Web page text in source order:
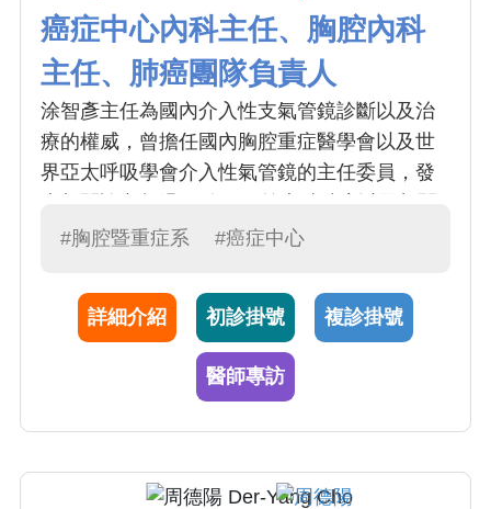
癌症中心內科主任、胸腔內科
主任、肺癌團隊負責人
涂智彥主任為國內介入性支氣管鏡診斷以及治
療的權威，曾擔任國內胸腔重症醫學會以及世
界亞太呼吸學會介入性氣管鏡的主任委員，發
氣管鏡的診斷與治療。
#胸腔暨重症系 #癌症中心
詳細介紹 初診掛號 複診掛號
醫師專訪